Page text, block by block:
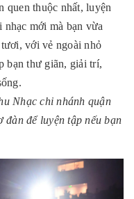
quen thuộc nhất, luyện
nhạc mới mà bạn vừa
với vẻ ngoài nhỏ
bạn thư giãn, giải trí,
Nhạc chi nhánh quận
để luyện tập nếu bạn